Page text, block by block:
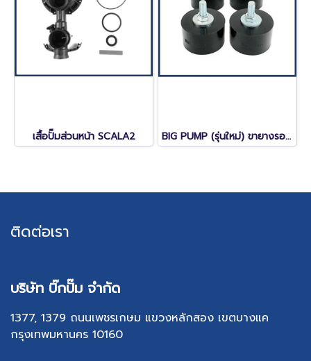
เสื้อปั๊มส่วนหน้า SCALA2 BIG PUMP (รุ่นใหม่) ขายางรองปั๊มน้ำอย่างดีใช้กับ Grundfos SCALA2, SCALA1 และ CMB (ชุด 4 ชิ้น)
ติดต่อเรา
บริษัท บิ๊กปั๊ม จำกัด
1377, 1379 ถนนเพชรเกษม แขวงหลักสอง เขตบางแค
กรุงเทพมหานคร 10160